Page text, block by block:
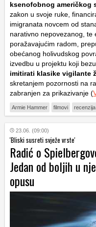
ksenofobnog američkog
zakon u svoje ruke,
imigranata novcem od
narativno nepovezanog, te
poražavajućim radom,
obećanog holivudskog
izvedbu u projektu koji
imitirati klasike vigilante
skretanjem pozornosti na
zabranjen za prikazivanje (
Armie Hammer filmovi
23.06. (09:00)
'Bliski susreti svježe vrste'
Radić o
Jedan od boljih u
opusu